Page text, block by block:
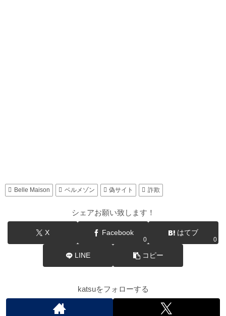
Belle Maison ベルメゾン 偽サイト 詐欺
シェアお願い致します！
X Facebook
0
はてブ
0
LINE コピー
katsuをフォローする